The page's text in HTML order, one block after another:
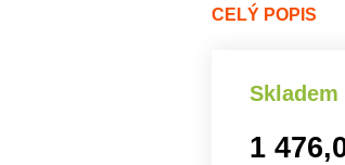
CELÝ POPIS
1